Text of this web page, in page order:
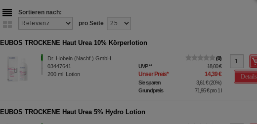
Sortieren nach:
pro Seite
EUBOS TROCKENE Haut Urea 10% Körperlotion
Dr. Hobein (Nachf.) GmbH
03447641
200 ml Lotion
0
UVP** 18,00 €
Unser Preis* 14,39 €
Sie sparen 3,61 €(20%)
Grundpreis
71,95 €pro 1 l
Details
EUBOS TROCKENE Haut Urea 5% Hydro Lotion